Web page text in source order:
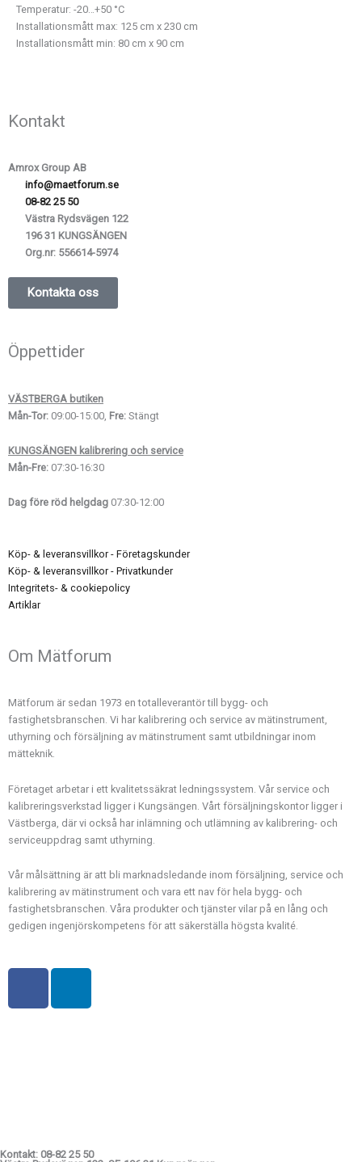
Temperatur: -20…+50 °C
Installationsmått max: 125 cm x 230 cm
Installationsmått min: 80 cm x 90 cm
Om Mätforum
Mätforum är sedan 1973 en totalleverantör till bygg- och
fastighetsbranschen. Vi har kalibrering och service av mätinstrument,
uthyrning och försäljning av mätinstrument samt utbildningar inom
mätteknik.
Företaget arbetar i ett kvalitetssäkrat ledningssystem. Vår service och
kalibreringsverkstad ligger i Kungsängen. Vårt försäljningskontor ligger i
Västberga, där vi också har inlämning och utlämning av kalibrering- och
serviceuppdrag samt uthyrning.
Vår målsättning är att bli marknadsledande inom försäljning, service och
kalibrering av mätinstrument och vara ett nav för hela bygg- och
fastighetsbranschen. Våra produkter och tjänster vilar på en lång och
gedigen ingenjörskompetens för att säkerställa högsta kvalité.
Öppettider
VÄSTBERGA butiken
Mån-Tor: 09:00-15:00, Fre: Stängt
KUNGSÄNGEN kalibrering och service
Mån-Fre: 07:30-16:30
Dag före röd helgdag 07:30-12:00
Köp- & leveransvillkor - Företagskunder
Köp- & leveransvillkor - Privatkunder
Integritets- & cookiepolicy
Artiklar
Kontakt
Amrox Group AB
info@maetforum.se
08-82 25 50
Västra Rydsvägen 122
196 31 KUNGSÄNGEN
Org.nr:556614-5974
Kontakta oss
Kontakt: 08-82 25 50